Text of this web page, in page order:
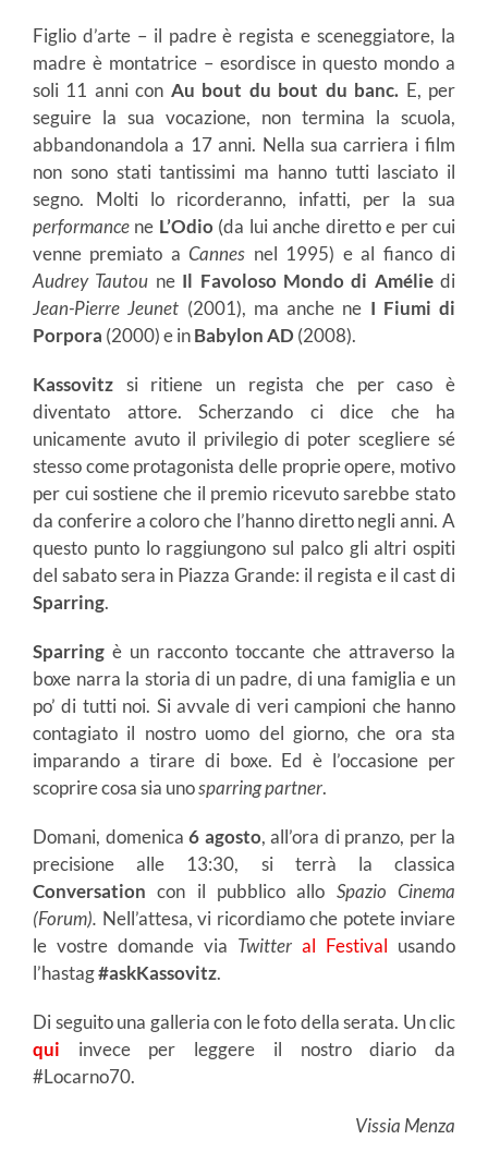
Figlio d’arte – il padre è regista e sceneggiatore, la
madre è montatrice – esordisce in questo mondo a
soli 11 anni con Au bout du bout du banc. E, per
seguire la sua vocazione, non termina la scuola,
abbandonandola a 17 anni. Nella sua carriera i film
non sono stati tantissimi ma hanno tutti lasciato il
segno. Molti lo ricorderanno, infatti, per la sua
performance ne L’Odio (da lui anche diretto e per cui
venne premiato aCannes nel 1995) e al fianco di
Audrey Tautou ne Il Favoloso Mondo di Améliedi
Jean-Pierre Jeunet (2001), ma anche ne I Fiumi di
Porpora (2000) e inBabylon AD (2008).
Kassovitz si ritiene un regista che per caso è
diventato attore. Scherzando ci dice che ha
unicamente avuto il privilegio di poter scegliere sé
stesso come protagonista delle proprie opere, motivo
per cui sostiene che il premio ricevuto sarebbe stato
da conferire a coloro che l’hanno diretto negli anni. A
questo punto lo raggiungono sul palco gli altri ospiti
del sabato sera in Piazza Grande: il regista e il cast di
Sparring.
Sparring è un racconto toccante che attraverso la
boxe narra la storia di un padre, di una famiglia e un
po’ di tutti noi. Si avvale di veri campioni che hanno
contagiato il nostro uomo del giorno, che ora sta
imparando a tirare di boxe. Ed è l’occasione per
scoprire cosa sia unosparring partner.
Domani, domenica 6 agosto, all’ora di pranzo, per la
precisione alle 13:30, si terrà la classica
Conversation con il pubblico allo Spazio Cinema
(Forum). Nell’attesa, vi ricordiamo che potete inviare
le vostre domande via Twitter al Festival usando
l’hastag#askKassovitz.
Di seguito una galleria con le foto della serata. Un clic
qui invece per leggere il nostro diario da
#Locarno70.
Vissia Menza